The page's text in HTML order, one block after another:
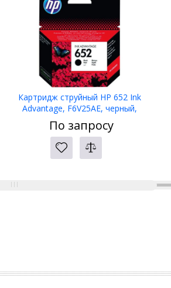
Картридж струйный HP 652 Ink
Advantage, F6V25AE, черный,
сов.модели DeskJet Ink Advantage
2135/3635/3835/4535/4675
По запросу